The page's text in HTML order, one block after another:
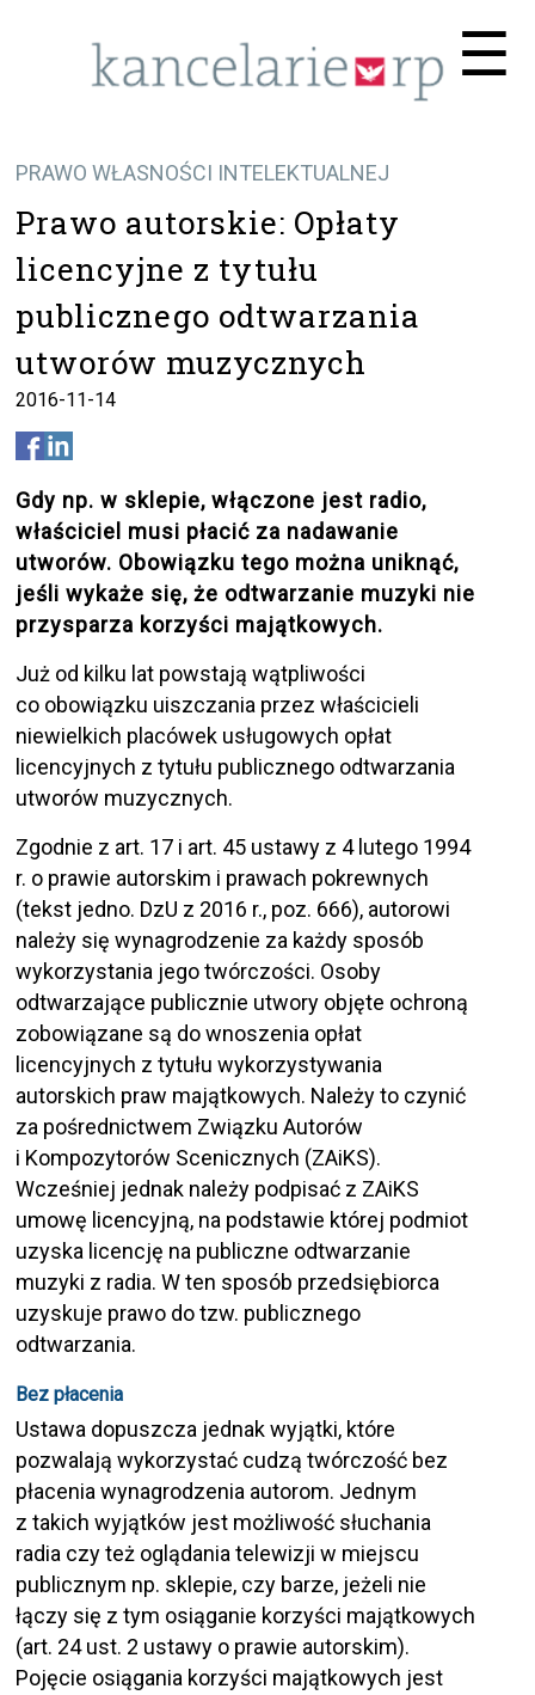
☰
PRAWO WŁASNOŚCI INTELEKTUALNEJ
Prawo autorskie: Opłaty
licencyjne z tytułu
publicznego odtwarzania
utworów muzycznych
2016-11-14
Gdy np. w sklepie, włączone jest radio,
właściciel musi płacić za nadawanie
utworów. Obowiązku tego można uniknąć,
jeśli wykaże się, że odtwarzanie muzyki nie
przysparza korzyści majątkowych.
Już od kilku lat powstają wątpliwości
co obowiązku uiszczania przez właścicieli
niewielkich placówek usługowych opłat
licencyjnych z tytułu publicznego odtwarzania
utworów muzycznych.
Zgodnie z art. 17 i art. 45 ustawy z 4 lutego 1994
r. o prawie autorskim i prawach pokrewnych
(tekst jedno. DzU z 2016 r., poz. 666), autorowi
należy się wynagrodzenie za każdy sposób
wykorzystania jego twórczości. Osoby
odtwarzające publicznie utwory objęte ochroną
zobowiązane są do wnoszenia opłat
licencyjnych z tytułu wykorzystywania
autorskich praw majątkowych. Należy to czynić
za pośrednictwem Związku Autorów
i Kompozytorów Scenicznych (ZAiKS).
Wcześniej jednak należy podpisać z ZAiKS
umowę licencyjną, na podstawie której podmiot
uzyska licencję na publiczne odtwarzanie
muzyki z radia. W ten sposób przedsiębiorca
uzyskuje prawo do tzw. publicznego
odtwarzania.
Bez płacenia
Ustawa dopuszcza jednak wyjątki, które
pozwalają wykorzystać cudzą twórczość bez
płacenia wynagrodzenia autorom. Jednym
z takich wyjątków jest możliwość słuchania
radia czy też oglądania telewizji w miejscu
publicznym np. sklepie, czy barze, jeżeli nie
łączy się z tym osiąganie korzyści majątkowych
(art. 24 ust. 2 ustawy o prawie autorskim).
Pojęcie osiągania korzyści majątkowych jest